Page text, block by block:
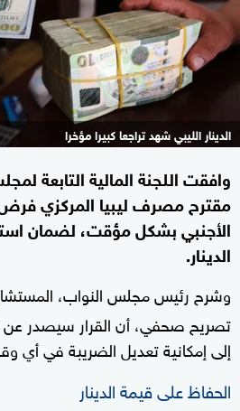
الدينار الليبي شهد تراجعا كبيرا مؤخرا
وافقت اللجنة المالية التابعة
مقترح مصرف ليبيا المركزي
الأجنبي بشكل مؤقت، لضمان
الدينار.
وشرح رئيس مجلس النواب،
تصريح صحفي، أن القرار سيصدر عن
إلى إمكانية تعديل الضريبة في أي
الحفاظ على قيمة الدينار